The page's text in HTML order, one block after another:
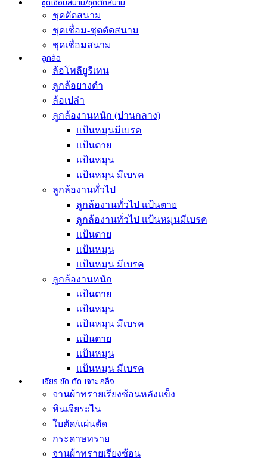
ชุดเชื่อมสนาม/ชุดตัดสนาม
ชุดตัดสนาม
ชุดเชื่อม-ชุดตัดสนาม
ชุดเชื่อมสนาม
ลูกล้อ
ล้อโพลียูรีเทน
ลูกล้อยางดำ
ล้อเปล่า
ลูกล้องานหนัก (ปานกลาง)
แป้นหมุนมีเบรค
แป้นตาย
แป้นหมุน
แป้นหมุน มีเบรค
ลูกล้องานทั่วไป
ลูกล้องานทั่วไป เเป้นตาย
ลูกล้องานทั่วไป เเป้นหมุนมีเบรค
แป้นตาย
แป้นหมุน
แป้นหมุน มีเบรค
ลูกล้องานหนัก
เเป้นตาย
เเป้นหมุน
เเป้นหมุน มีเบรค
แป้นตาย
แป้นหมุน
แป้นหมุน มีเบรค
เจียร ขัด ตัด เจาะ กลึง
จานผ้าทรายเรียงซ้อนหลังแข็ง
หินเจียระไน
ใบตัด/แผ่นตัด
กระดาษทราย
จานผ้าทรายเรียงซ้อน